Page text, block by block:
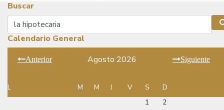
Buscar
Buscar
Calendario General
Anterior Agosto 2026 Siguiente
L M M J V S
D
1
2